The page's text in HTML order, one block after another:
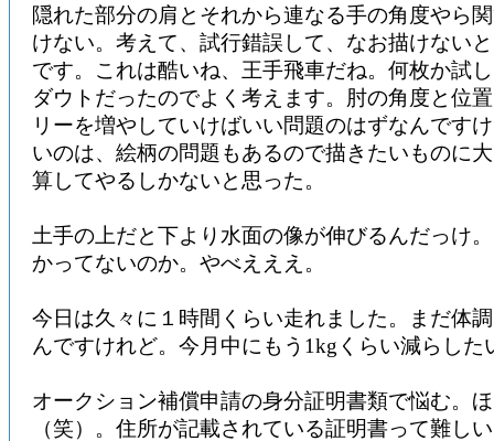
隠れた部分の肩とそれから連なる手の角度やら
けない。考えて、試行錯誤して、なお描けない
です。これは酷いね、王手飛車だね。何枚か試
ダウトだったのでよく考えます。肘の角度と位
リーを増やしていけばいい問題のはずなんです
いのは、絵柄の問題もあるので描きたいものに
算してやるしかないと思った。
土手の上だと下より水面の像が伸びるんだっけ
かってないのか。やべえええ。
今日は久々に１時間くらい走れました。まだ体
んですけれど。今月中にもう1kgくらい減らした
オークション補償申請の身分証明書類で悩む。
（笑）。住所が記載されている証明書って難し